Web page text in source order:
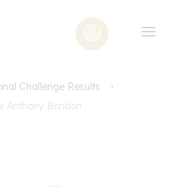
Challenge Results
Anthony Bondon